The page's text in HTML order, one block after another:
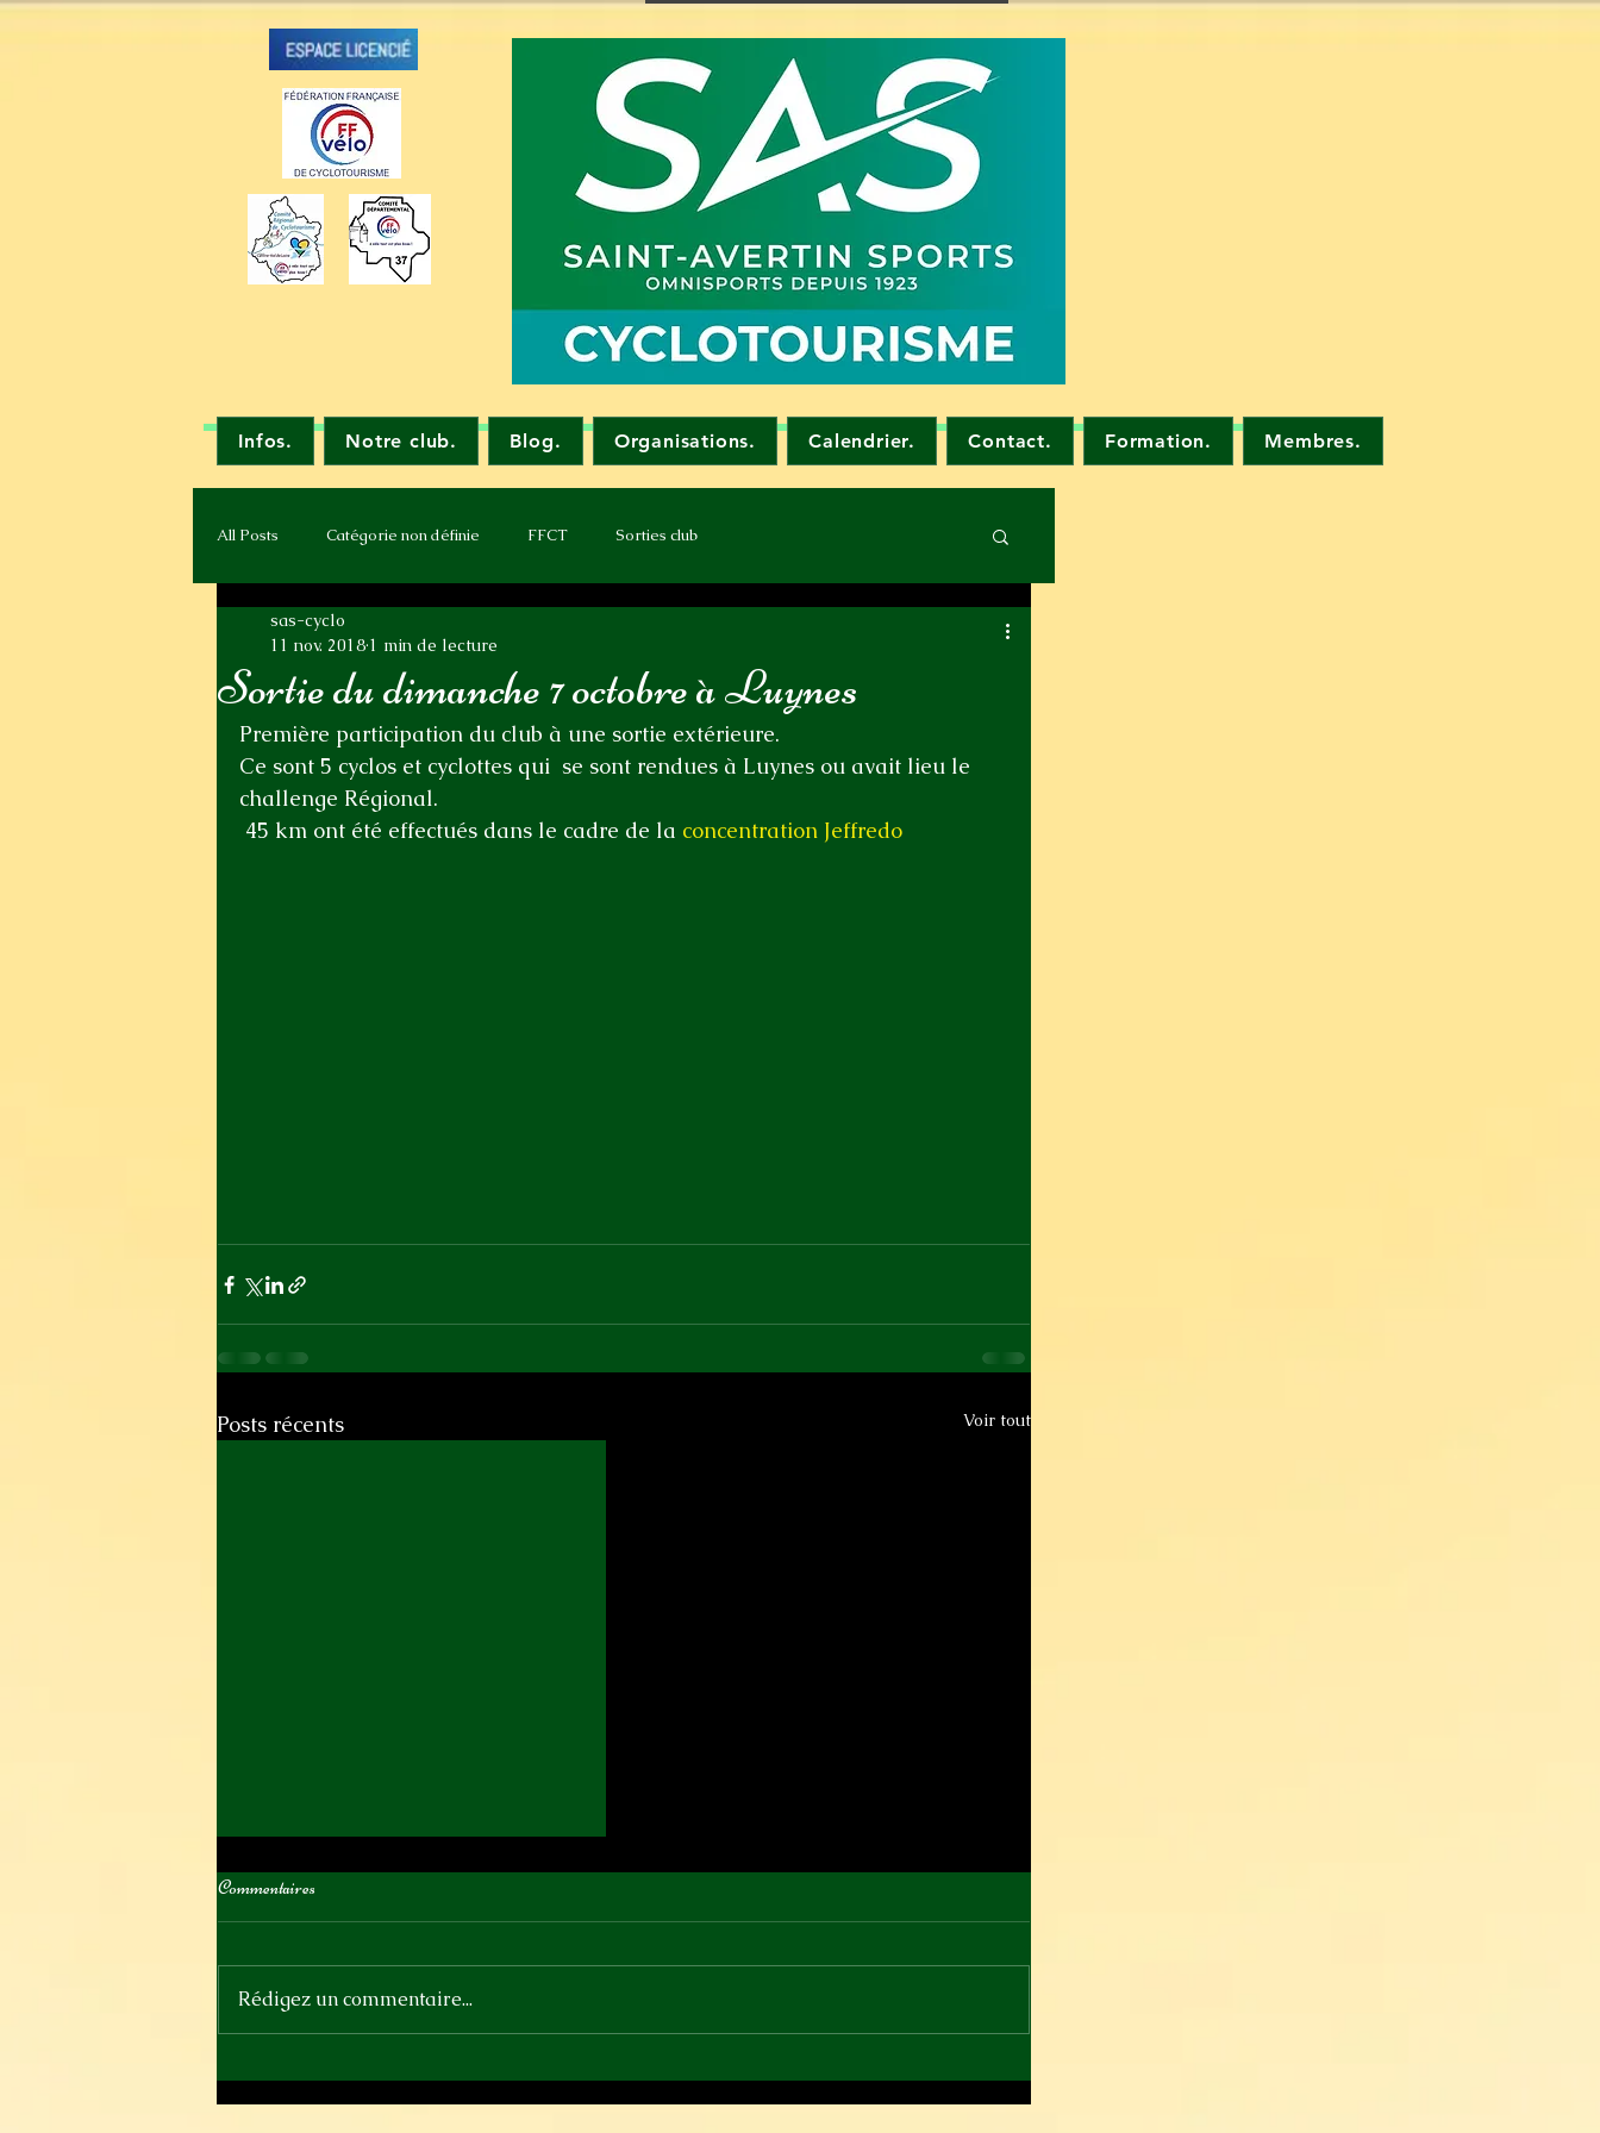
Infos. Notre club. Blog. Organisations. Calendrier. Contact. Formation. Membres.
All Posts Catégorie non définie FFCT Sorties club
Sortie du dimanche 7 octobre à Luynes
sas-cyclo
11 nov. 2018 1 min de lecture
Première participation du club à une sortie extérieure.
Ce sont 5 cyclos et cyclottes qui  se sont rendues à Luynes ou avait lieu le
challenge Régional.
45 km ont été effectués dans le cadre de la concentration Jeffredo
Posts récents Voir tout
Commentaires
Rédigez un commentaire...